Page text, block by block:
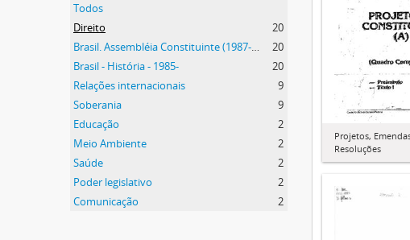
Todos
Direito
20
Brasil. Assembléia Constituinte (1987-1988)
20
Brasil - História - 1985-
20
Relações internacionais
9
Soberania
9
Educação
2
Meio Ambiente
2
Saúde
2
Poder legislativo
2
Comunicação
2
Projetos,
Resoluções